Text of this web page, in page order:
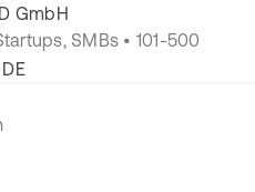
GmbH
SMBs • 101-500